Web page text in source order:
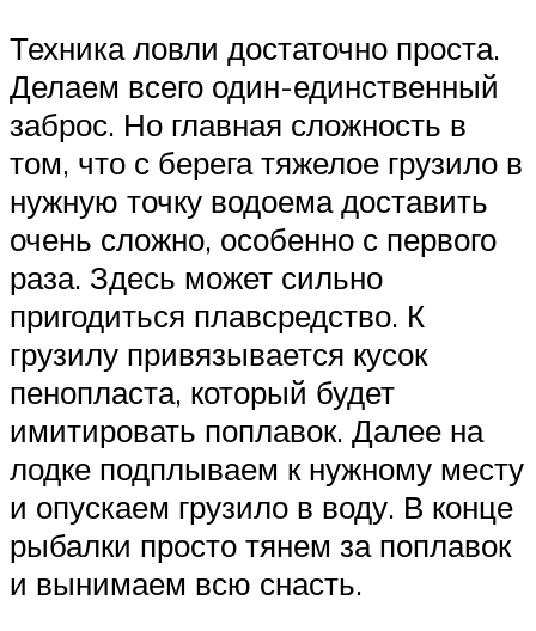
Техника ловли достаточно проста.
Делаем всего один-единственный
заброс. Но главная сложность в
том, что с берега тяжелое грузило в
нужную точку водоема доставить
очень сложно, особенно с первого
раза. Здесь может сильно
пригодиться плавсредство. К
грузилу привязывается кусок
пенопласта, который будет
имитировать поплавок. Далее на
лодке подплываем к нужному месту
и опускаем грузило в воду. В конце
рыбалки просто тянем за поплавок
и вынимаем всю снасть.